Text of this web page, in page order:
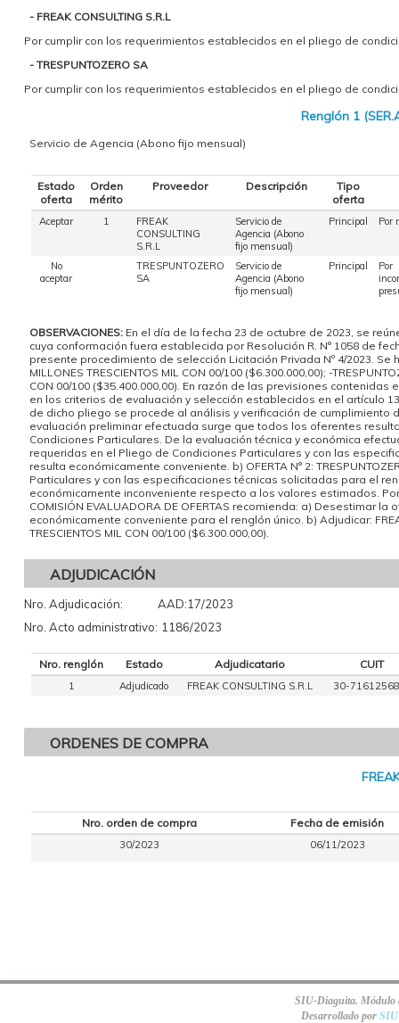
- FREAK CONSULTING S.R.L
Por cumplir con los requerimientos establecidos en el pliego de
- TRESPUNTOZERO SA
Por cumplir con los requerimientos establecidos en el pliego de
Renglón 1
Servicio de Agencia (Abono fijo mensual)
Estado
oferta
Orden
mérito
Proveedor Descripción
Tipo
oferta
Aceptar 1
FREAK
CONSULTING
S.R.L
Servicio de
Agencia (Abono
fijo mensual)
Principal Por
No
aceptar
TRESPUNTOZERO
SA
Servicio de
Agencia (Abono
fijo mensual)
Principal
Por
OBSERVACIONES: En el día de la fecha 23 de octubre de 2023, se
cuya conformación fuera establecida por Resolución R. N° 1058 de
presente procedimiento de selección Licitación Privada Nº 4/2023. Se
MILLONES TRESCIENTOS MIL CON 00/100 ($6.300.000,00); -
CON 00/100 ($35.400.000,00). En razón de las previsiones
en los criterios de evaluación y selección establecidos en el artículo
de dicho pliego se procede al análisis y verificación de
evaluación preliminar efectuada surge que todos los oferentes
Condiciones Particulares. De la evaluación técnica y económica
requeridas en el Pliego de Condiciones Particulares y con las
resulta económicamente conveniente. b) OFERTA N° 2:
Particulares y con las especificaciones técnicas solicitadas para el
económicamente inconveniente respecto a los valores estimados.
COMISIÓN EVALUADORA DE OFERTAS recomienda: a) Desestimar la
económicamente conveniente para el renglón único. b) Adjudicar:
TRESCIENTOS MIL CON 00/100 ($6.300.000,00).
ADJUDICACIÓN
Nro. Adjudicación:
AAD:17/2023
Nro. Acto administrativo: 1186/2023
Nro. renglón Estado Adjudicatario CUIT
1 Adjudicado FREAK CONSULTING S.R.L 30-
ORDENES DE COMPRA
Nro. orden de compra Fecha de emisión
30/2023 06/11/2023
SIU-Diaguita. Módulo
Desarrollado por SIU